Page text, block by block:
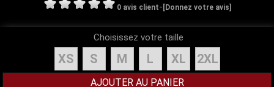
0 avis client- [Donnez votre avis]
Choisissez votre taille
XS S M L XL 2XL